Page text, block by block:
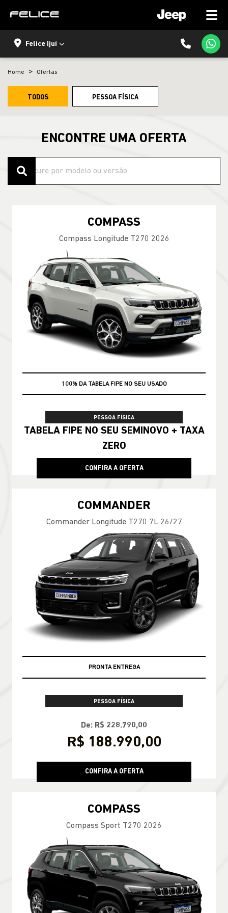
Felice Ijuí
Home Ofertas
TODOS PESSOA FÍSICA
ENCONTRE UMA OFERTA
COMPASS
Compass Longitude T270 2026
100% DA TABELA FIPE NO SEU USADO
PESSOA FÍSICA
TABELA FIPE NO SEU SEMINOVO + TAXA
ZERO
CONFIRA A OFERTA
COMMANDER
Commander Longitude T270 7L 26/27
PRONTA ENTREGA
PESSOA FÍSICA
De: R$ 228.790,00
R$ 188.990,00
CONFIRA A OFERTA
COMPASS
Compass Sport T270 2026